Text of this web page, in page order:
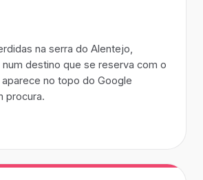
na serra do Alentejo,
destino que se reserva com o
no topo do Google
procura.